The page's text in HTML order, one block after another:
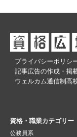
プライバシーポリシ
記事広告の作成・掲
ウェルカム通信制高
資格・職業カテゴリー
公務員系